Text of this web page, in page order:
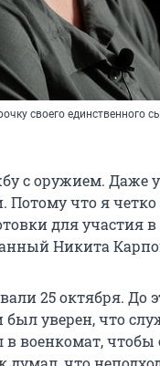
своего единственного
с оружием. Даже
Потому что я
для участия
Никита
25 октября. До
уверен, что
военкомат, чтобы